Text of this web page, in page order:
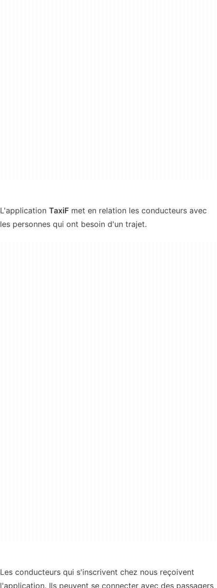
L'application TaxiF met en relation les conducteurs avec
les personnes qui ont besoin d'un trajet.
Les conducteurs qui s'inscrivent chez nous reçoivent
l'application. Ils peuvent se connecter avec des passagers